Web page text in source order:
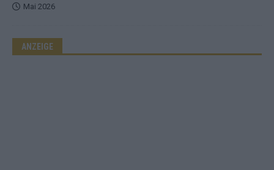
Mai 2026
ANZEIGE